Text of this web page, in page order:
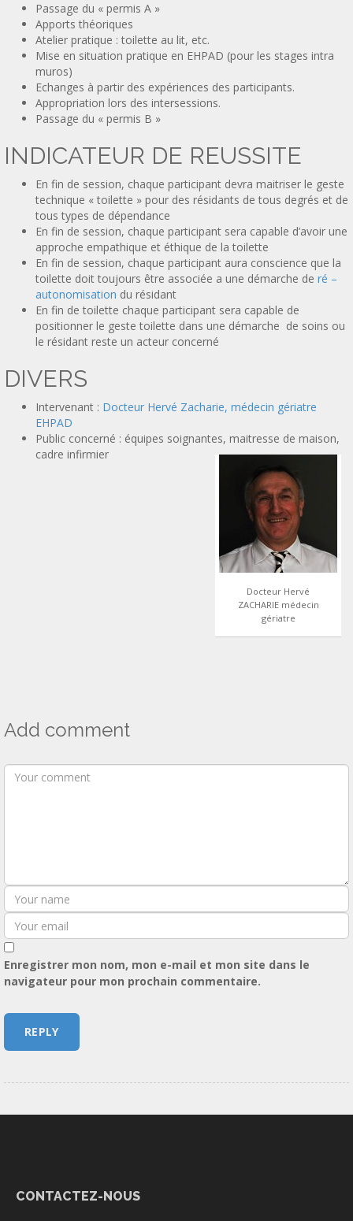
Passage du « permis A »
Apports théoriques
Atelier pratique : toilette au lit, etc.
Mise en situation pratique en EHPAD (pour les stages intra
muros)
Echanges à partir des expériences des participants.
Appropriation lors des intersessions.
Passage du « permis B »
INDICATEUR DE REUSSITE
En fin de session, chaque participant devra maitriser le geste
technique « toilette » pour des résidants de tous degrés et de
tous types de dépendance
En fin de session, chaque participant sera capable d’avoir une
approche empathique et éthique de la toilette
En fin de session, chaque participant aura conscience que la
toilette doit toujours être associée a une démarche de ré –
autonomisation du résidant
En fin de toilette chaque participant sera capable de
positionner le geste toilette dans une démarche de soins ou
le résidant reste un acteur concerné
DIVERS
Intervenant : Docteur Hervé Zacharie, médecin gériatre
EHPAD
Public concerné : équipes soignantes, maitresse de maison,
cadre infirmier
Docteur Hervé
ZACHARIE médecin
gériatre
Add comment
Enregistrer mon nom, mon e-mail et mon site dans le
navigateur pour mon prochain commentaire.
CONTACTEZ-NOUS